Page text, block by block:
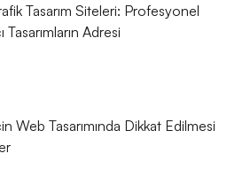
Sitesi Tasarımı: Başarıya
Firması Web Sitesi
Yol
Tasarım Siteleri: Profesyonel
Tasarımların Adresi
Web Tasarımında Dikkat Edilmesi